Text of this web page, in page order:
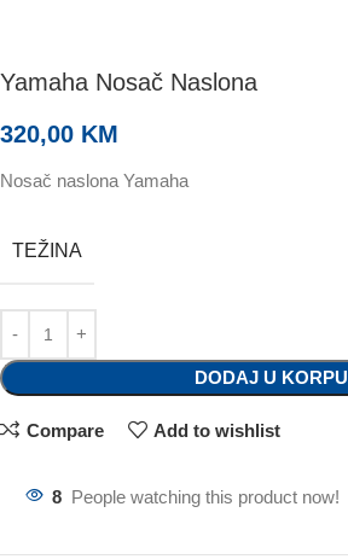
Yamaha Nosač Naslona
320,00 KM
Nosač naslona Yamaha
TEŽINA
DODAJ U KORPU
Compare Add to wishlist
8 People watching this product now!